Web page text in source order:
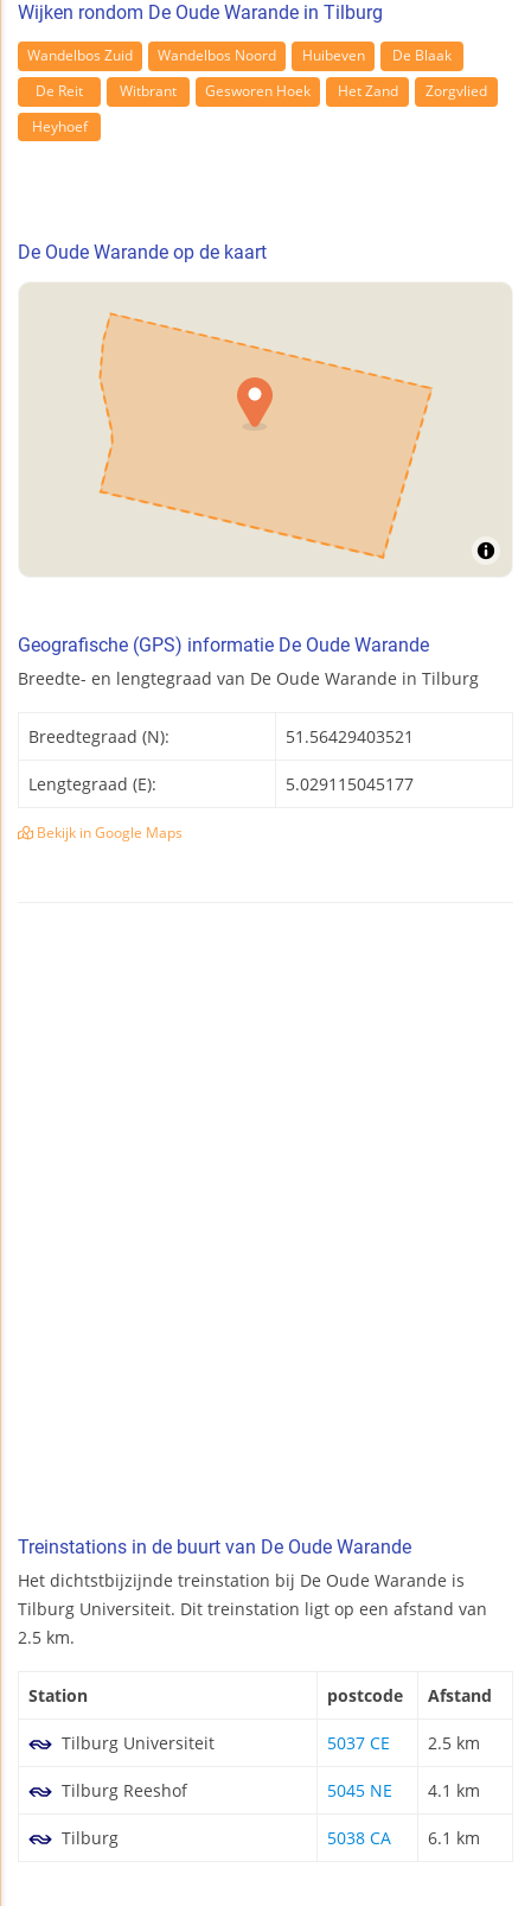
Wijken rondom De Oude Warande in Tilburg
Wandelbos Zuid Wandelbos Noord Huibeven
De Blaak
De Reit
Witbrant Gesworen Hoek Het Zand
Zorgvlied
Heyhoef
De Oude Warande op de kaart
Geografische (GPS) informatie De Oude Warande
Breedte- en lengtegraad van De Oude Warande in Tilburg
Breedtegraad (N): 51.56429403521
Lengtegraad (E): 5.029115045177
Bekijk in Google Maps
Treinstations in de buurt van De Oude Warande
Het dichtstbijzijnde treinstation bij De Oude Warande is
Tilburg Universiteit. Dit treinstation ligt op een afstand van
2.5 km.
Station postcode Afstand
Tilburg Universiteit 5037 CE 2.5 km
Tilburg Reeshof 5045 NE 4.1 km
Tilburg 5038 CA 6.1 km